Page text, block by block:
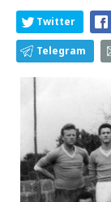
Twitter
Telegram